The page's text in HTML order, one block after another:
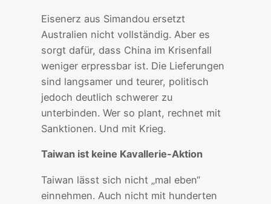
Eisenerz aus Simandou ersetzt
Australien nicht vollständig. Aber es
sorgt dafür, dass China im Krisenfall
weniger erpressbar ist. Die Lieferungen
sind langsamer und teurer, politisch
jedoch deutlich schwerer zu
unterbinden. Wer so plant, rechnet mit
Sanktionen. Und mit Krieg.
Taiwan ist keine Kavallerie-Aktion
Taiwan lässt sich nicht „mal eben“
einnehmen. Auch nicht mit hunderten